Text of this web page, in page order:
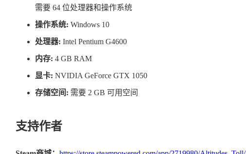
需要 64 位处理器和操作系统
操作系统: Windows 10
处理器: Intel Pentium G4600
内存: 4 GB RAM
显卡: NVIDIA GeForce GTX 1050
存储空间: 需要 2 GB 可用空间
支持作者